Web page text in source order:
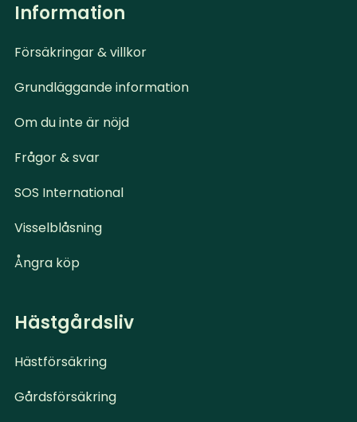
Information
Försäkringar & villkor
Grundläggande information
Om du inte är nöjd
Frågor & svar
SOS International
Visselblåsning
Ångra köp
Hästgårdsliv
Hästförsäkring
Gårdsförsäkring